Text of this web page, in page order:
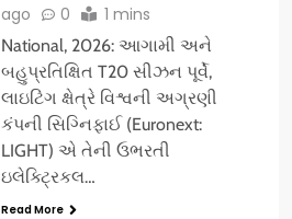
ago
0 1 mins
National, 2026: આગામી અને
બહુપ્રતિક્ષિત T20 સીઝન પૂર્વે,
લાઇટિંગ ક્ષેત્રે વિશ્વની અગ્રણી
કંપની સિગ્નિફાઈ (Euronext:
LIGHT) એ તેની ઉભરતી
ઇલેક્ટ્રિકલ…
Read More